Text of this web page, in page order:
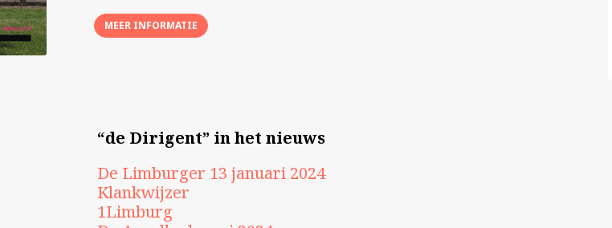
MEER INFORMATIE
“de Dirigent” in het nieuws
De Limburger 13 januari 2024
Klankwijzer
1Limburg